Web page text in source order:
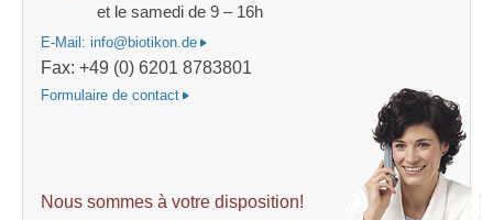
et le samedi de 9 – 16h
E-Mail: info@biotikon.de
Fax: +49 (0) 6201 8783801
Formulaire de contact
Nous sommes à votre disposition!